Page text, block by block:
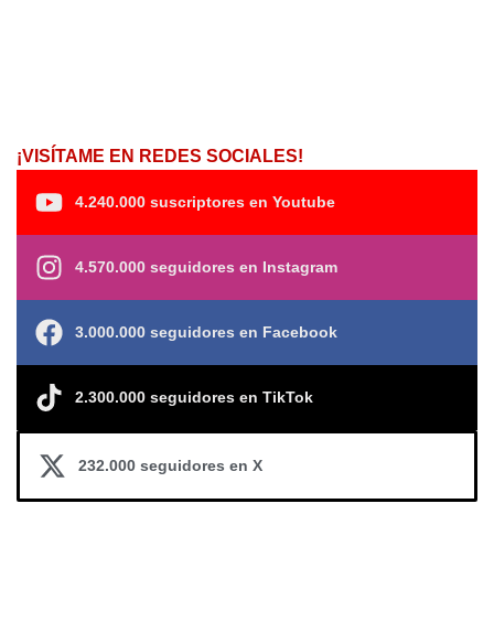
¡VISÍTAME EN REDES SOCIALES!
4.240.000 suscriptores en Youtube
4.570.000 seguidores en Instagram
3.000.000 seguidores en Facebook
2.300.000 seguidores en TikTok
232.000 seguidores en X